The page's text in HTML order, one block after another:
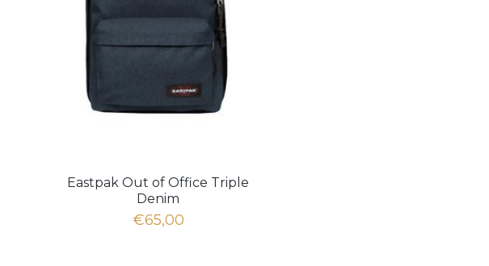
Eastpak Out of Office Triple
Denim
€65,00